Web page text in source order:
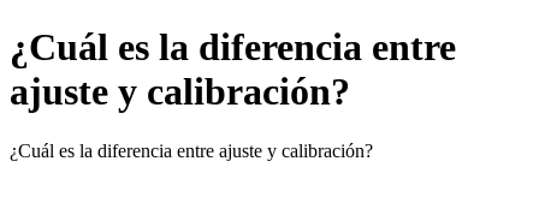
¿Cuál es la diferencia entre
ajuste y calibración?
¿Cuál es la diferencia entre ajuste y calibración?